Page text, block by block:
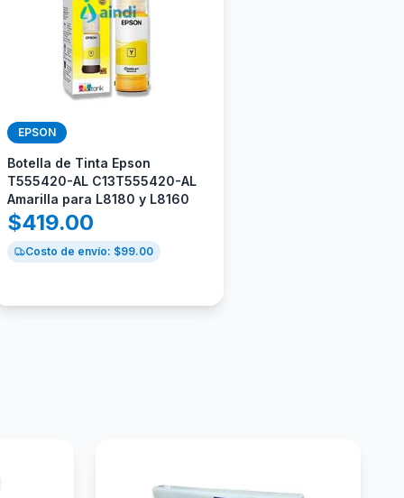
EPSON
Botella de Tinta Epson
T555420-AL C13T555420-AL
Amarilla para L8180 y L8160
$419.00
Costo de envío: $99.00